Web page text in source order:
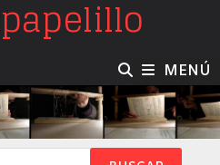
MENÚ